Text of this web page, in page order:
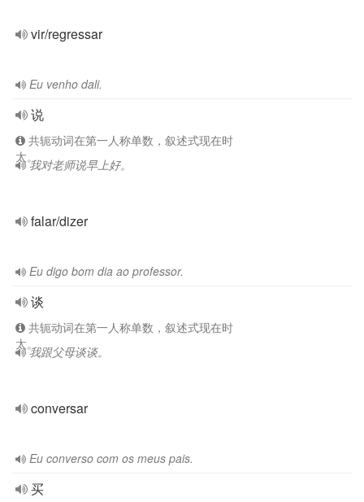
vir/regressar
Eu venho dali.
说
共轭动词在第一人称单数，叙述式现在时
太。我对老师说早上好。
falar/dizer
Eu digo bom dia ao professor.
谈
共轭动词在第一人称单数，叙述式现在时
太。我跟父母谈谈。
conversar
Eu converso com os meus pais.
买